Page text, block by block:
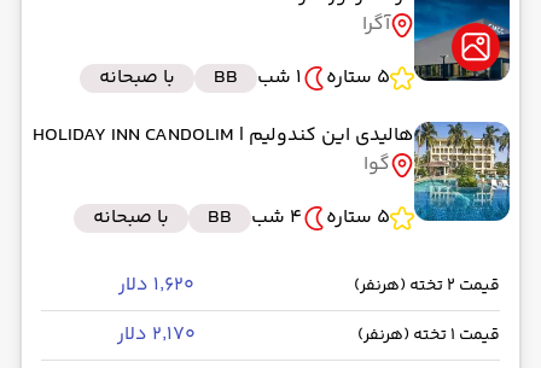
آگرا
5 ستاره
1 شب BB
با صبحانه
هالیدی این کندولیم | HOLIDAY INN CANDOLIM
گوا
5 ستاره
4 شب BB با صبحانه
قیمت 2 تخته (هرنفر) ۱٬۶۲۰ دلار
قیمت 1 تخته (هرنفر) ۲٬۱۷۰ دلار